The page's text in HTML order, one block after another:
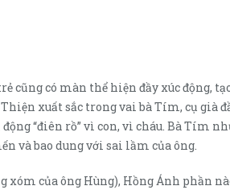
cũng có màn thể hiện đầy xúc động,
Thiện xuất sắc trong vai bà Tím, cụ già
“điên rồ” vì con, vì cháu. Bà Tím
và bao dung với sai lầm của ông.
của ông Hùng), Hồng Ánh phần